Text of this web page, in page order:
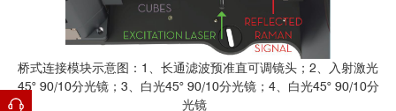
桥式连接模块示意图：1、长通滤波预准直可调镜头；2、入射激光
45° 90/10分光镜；3、白光45° 90/10分光镜；4、白光45° 90/10分
光镜